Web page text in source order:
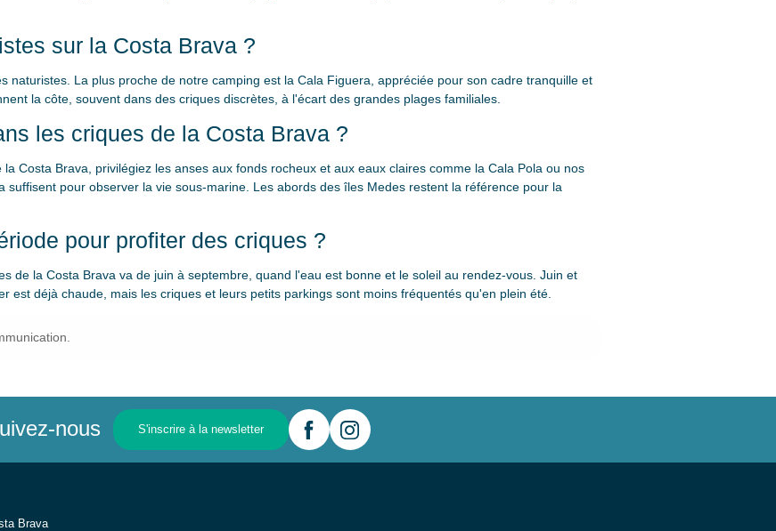
sur la Costa Brava ?
naturistes. La plus proche de notre camping est la Cala Figuera, appréciée pour son cadre tranquille et
la côte, souvent dans des criques discrètes, à l'écart des grandes plages familiales.
les criques de la Costa Brava ?
Costa Brava, privilégiez les anses aux fonds rocheux et aux eaux claires comme la Cala Pola ou nos
suffisent pour observer la vie sous-marine. Les abords des îles Medes restent la référence pour la
pour profiter des criques ?
de la Costa Brava va de juin à septembre, quand l'eau est bonne et le soleil au rendez-vous. Juin et
est déjà chaude, mais les criques et leurs petits parkings sont moins fréquentés qu'en plein été.
nous S'inscrire à la newsletter
Brava